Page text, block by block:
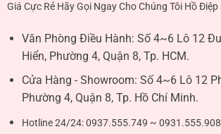
Giá Cực Rẻ Hãy Gọi Ngay Cho Chúng Tôi Hồ Điệp
Văn Phòng Điều Hành: Số 4~6 Lô 12
Hiển, Phường 4, Quận 8, Tp. HCM.
Cửa Hàng - Showroom: Số 4~6 Lô 12
Phường 4, Quận 8, Tp. Hồ Chí Minh.
Hotline 24/24:0937.555.749 ~